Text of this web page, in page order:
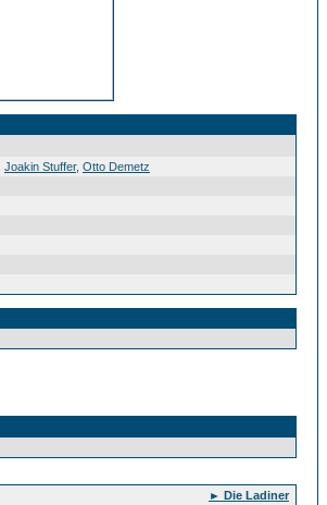
Joakin Stuffer, Otto Demetz
► Die Ladiner